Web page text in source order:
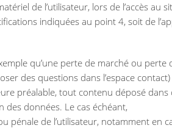
de l’utilisateur, lors de l’accès au
indiquées au point 4, soit de
qu’une perte de marché ou perte
des questions dans l’espace
préalable, tout contenu déposé dans
des données. Le cas échéant,
pénale de l’utilisateur, notamment en